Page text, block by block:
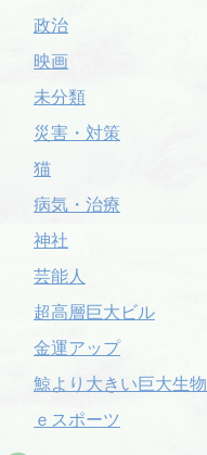
政治
映画
未分類
災害・対策
猫
病気・治療
神社
芸能人
超高層巨大ビル
金運アップ
鯨より大きい巨大生物
ｅスポーツ